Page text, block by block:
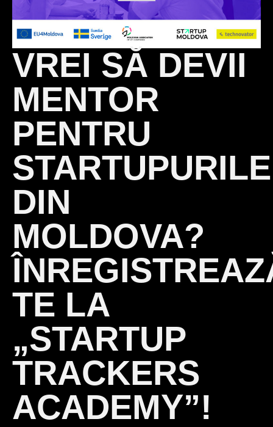
VREI SĂ DEVII
MENTOR
PENTRU
STARTUPURILE
DIN
MOLDOVA?
TE LA
„STARTUP
TRACKERS
ACADEMY”!